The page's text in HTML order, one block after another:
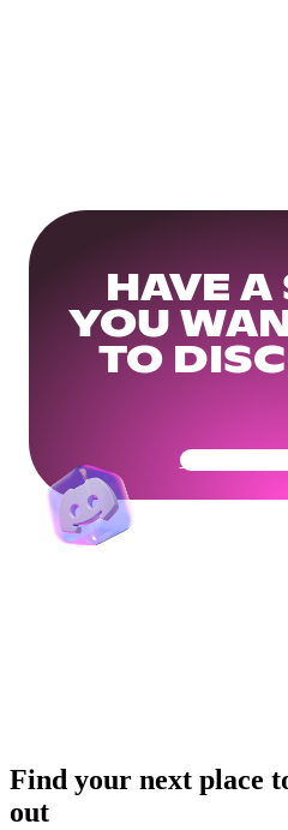
HAVE
YOU
TO
Get Your
Find your next place
out